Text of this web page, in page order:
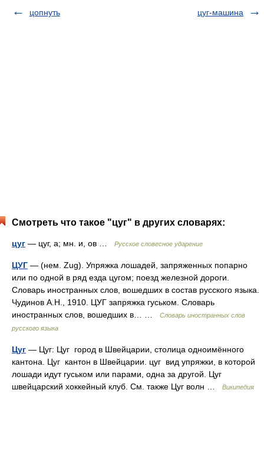
цопнуть цуг-машина
Смотреть что такое "цуг" в других словарях:
цуг — цуг, а; мн. и, ов … Русское словесное ударение
ЦУГ — (нем. Zug). Упряжка лошадей, запряженных попарно
или по одной в ряд езда цугом; поезд железной дороги.
Словарь иностранных слов, вошедших в состав русского языка.
Чудинов А.Н., 1910. ЦУГ запряжка гуськом. Словарь
иностранных слов, вошедших в… …
Словарь иностранных слов
русского языка
Цуг — Цуг: Цуг город в Швейцарии, столица одноимённого
кантона. Цуг кантон в Швейцарии. цуг вид упряжки, в которой
лошади идут гуськом или парами, одна за другой. Цуг
швейцарский хоккейный клуб. См. также Цуг волн …
Википедия